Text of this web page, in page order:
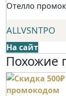
Отелло
ALLVSNTPO
На сайт
Похожие